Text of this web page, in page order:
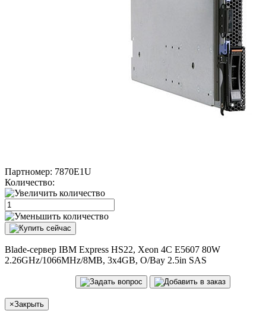
Партномер: 7870E1U
Количество:
Blade-сервер IBM Express HS22, Xeon 4C E5607 80W
2.26GHz/1066MHz/8MB, 3x4GB, O/Bay 2.5in SAS
×Закрыть